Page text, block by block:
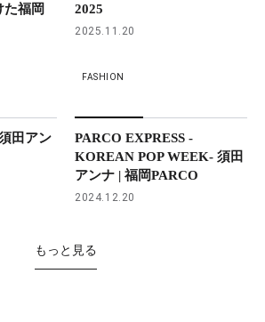
た福岡
2025
2025.11.20
田アン
FASHION
PARCO EXPRESS -
KOREAN POP WEEK- 須田
アンナ | 福岡PARCO
2024.12.20
もっと見る